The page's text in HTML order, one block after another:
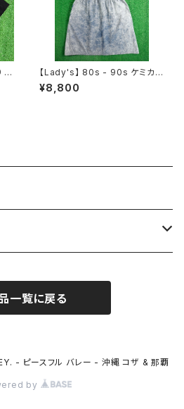
ワ
【Lady's】 80s - 90s ケミカル
ウォッシュ ノースリーブ ワンピ
ース / 80年代 90年代 古着 ワ
¥8,800
一覧に戻る
- ピースフル バレー - 沖縄 コザ & 那覇
by